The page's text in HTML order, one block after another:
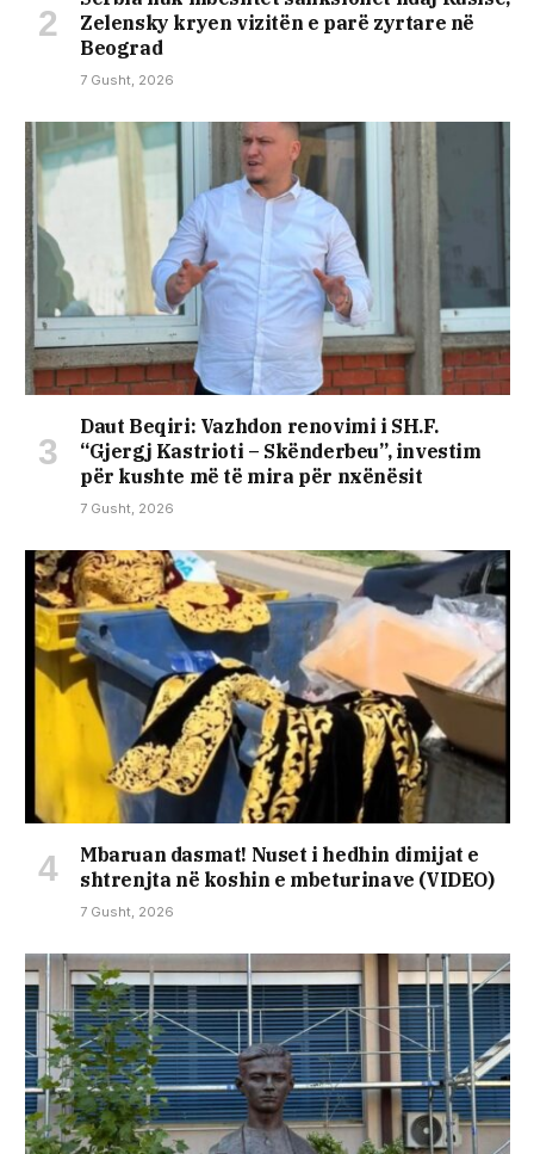
Zelensky kryen vizitën e parë zyrtare në
Beograd
7 Gusht, 2026
Daut Beqiri: Vazhdon renovimi i SH.F.
“Gjergj Kastrioti – Skënderbeu”, investim
për kushte më të mira për nxënësit
7 Gusht, 2026
Mbaruan dasmat! Nuset i hedhin dimijat e
shtrenjta në koshin e mbeturinave (VIDEO)
7 Gusht, 2026